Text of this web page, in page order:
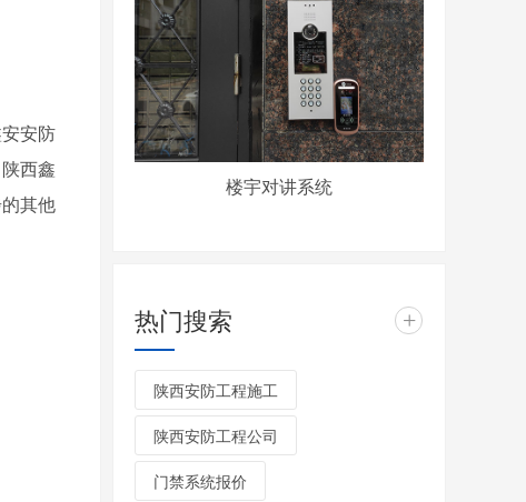
安防
西鑫
其他
楼宇对讲系统
热门搜索 +
陕西安防工程施工
陕西安防工程公司
门禁系统报价